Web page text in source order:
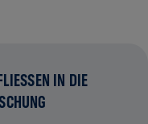
IN DIE R